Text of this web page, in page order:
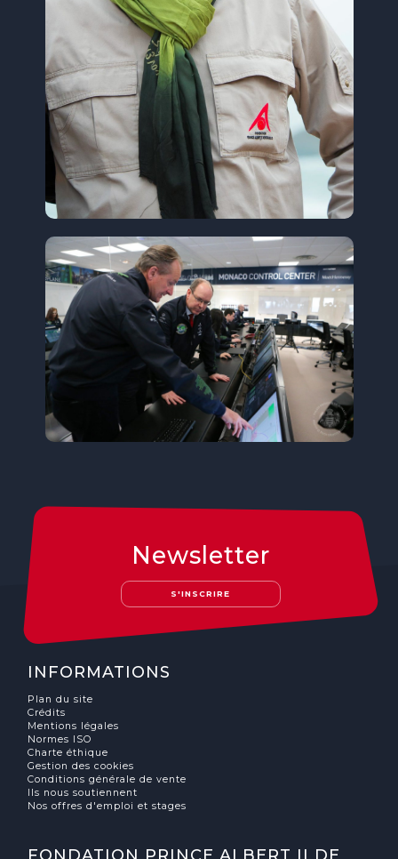
Newsletter
S'INSCRIRE
INFORMATIONS
Plan du site
Crédits
Mentions légales
Normes ISO
Charte éthique
Gestion des cookies
Conditions générale de vente
Ils nous soutiennent
Nos offres d'emploi et stages
FONDATION PRINCE ALBERT II DE